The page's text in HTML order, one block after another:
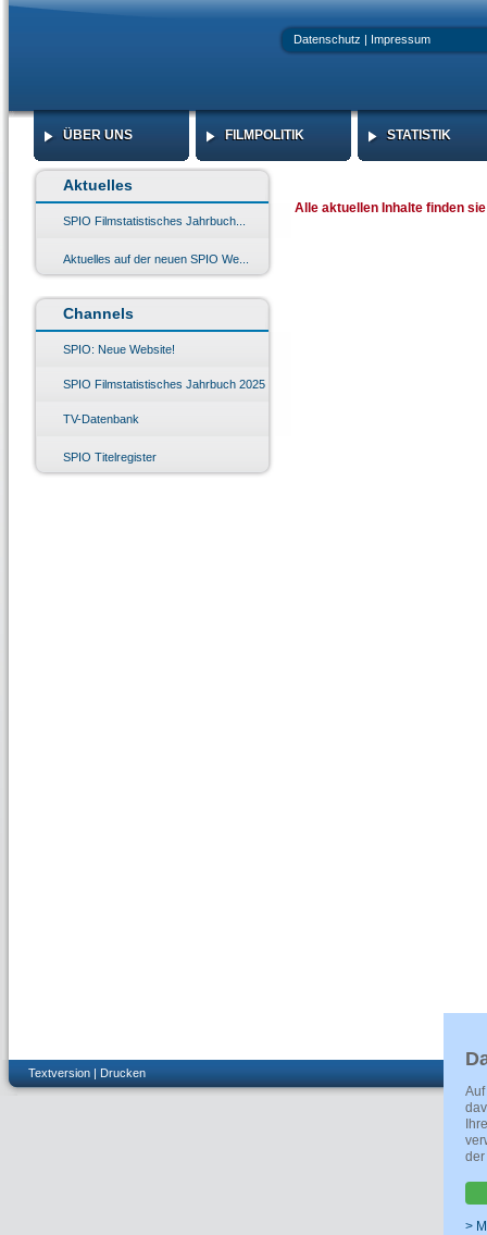
>
Datenschutz | Impressum
ÜBER UNS
ÜBER UNS FILMPOLITIK
FILMPOLITIK STATISTIK
STATISTIK
Aktuelles
SPIO Filmstatistisches Jahrbuch...
Aktuelles auf der neuen SPIO We...
Channels
SPIO: Neue Website!
SPIO Filmstatistisches Jahrbuch 2025
TV-Datenbank
SPIO Titelregister
Alle aktuellen Inhalte finden
Textversion | Drucken